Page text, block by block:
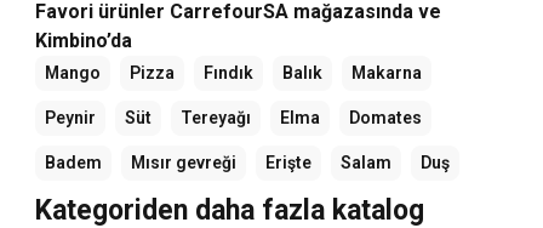
Favori ürünler CarrefourSA mağazasında ve
Kimbino’da
Mango Pizza Fındık Balık Makarna
Peynir Süt Tereyağı Elma Domates
Badem Mısır gevreği Erişte Salam Duş
Kategoriden daha fazla katalog